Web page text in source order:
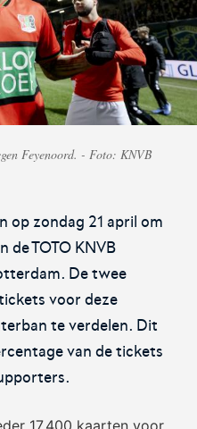
Eurojackpot KNVB
Beker
uitslagen en programma van
KNVB Expertise
voor Betaald Voetbal.
Feyenoord. - Foto: KNVB
op zondag 21 april om
de TOTO KNVB
De twee
voor deze
te verdelen. Dit
van de tickets
17.400 kaarten voor